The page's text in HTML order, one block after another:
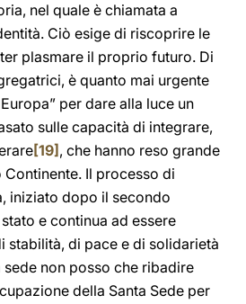
nel quale è chiamata a
Ciò esige di riscoprire le
plasmare il proprio futuro. Di
è quanto mai urgente
per dare alla luce un
sulle capacità di integrare,
[19] , che hanno reso grande
Il processo di
iniziato dopo il secondo
e continua ad essere
stabilità, di pace e di solidarietà
non posso che ribadire
della Santa Sede per